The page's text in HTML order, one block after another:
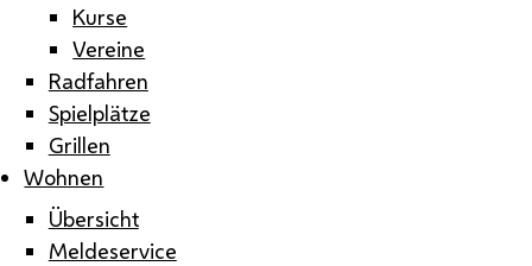
Kurse
Vereine
Radfahren
Spielplätze
Grillen
Wohnen
Übersicht
Meldeservice